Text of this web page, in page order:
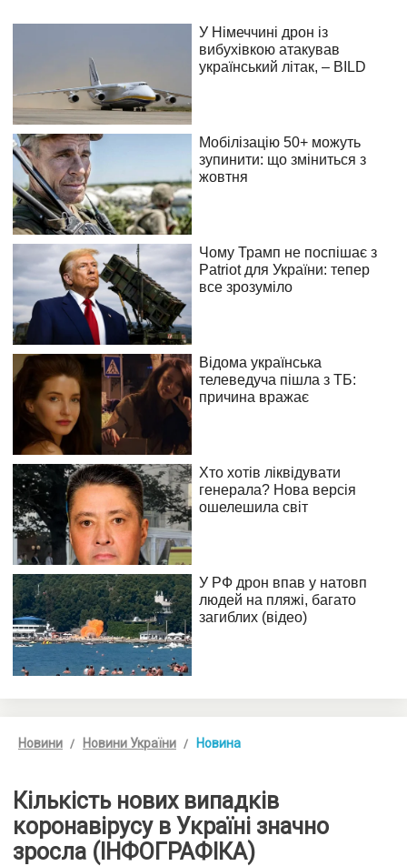
Новини Новини України Новина
Кількість нових випадків
коронавірусу в Україні значно
зросла (ІНФОГРАФІКА)